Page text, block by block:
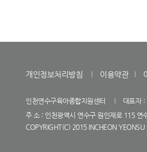
개인정보처리방침 이용약관
인천연수구육아종합지원센터 대표자 :
주 소 : 인천광역시 연수구 원인재로 115 연
COPYRIGHT(C) 2015 INCHEON YEONSU